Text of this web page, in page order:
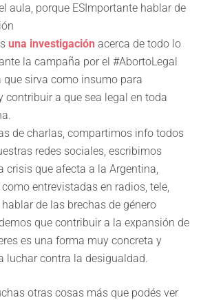
aula, porque ESImportante hablar de
una investigación acerca de todo lo
la campaña por el #AbortoLegal
que sirva como insumo para
contribuir a que sea legal en toda
de charlas, compartimos info todos
redes sociales, escribimos
crisis que afecta a la Argentina,
entrevistadas en radios, tele,
de las brechas de género
que contribuir a la expansión de
es una forma muy concreta y
luchar contra la desigualdad.
otras cosas más que podés ver